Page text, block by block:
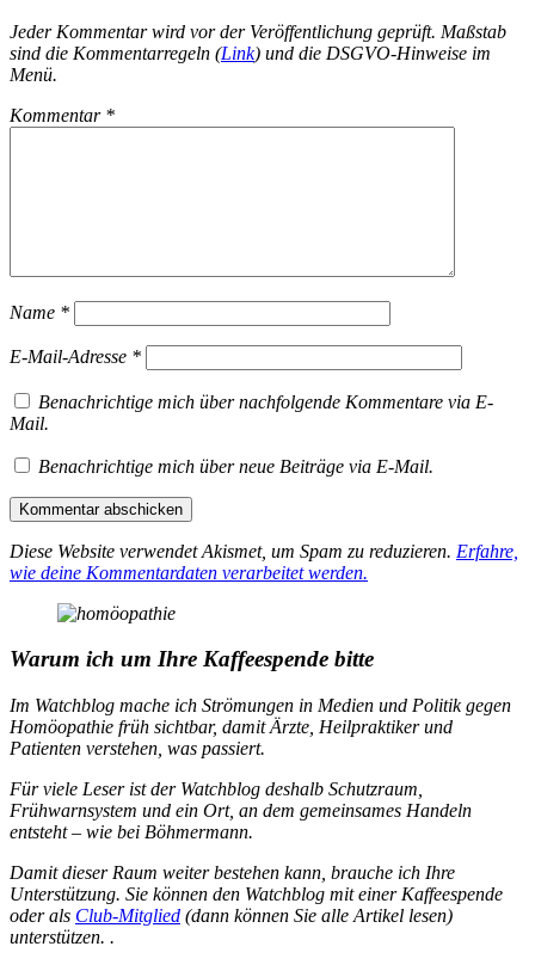
Jeder Kommentar wird vor der Veröffentlichung geprüft. Maßstab
sind die Kommentarregeln (Link) und die DSGVO-Hinweise im
Menü.
Kommentar *
Name *
E-Mail-Adresse *
Benachrichtige mich über nachfolgende Kommentare via E-
Mail.
Benachrichtige mich über neue Beiträge via E-Mail.
Diese Website verwendet Akismet, um Spam zu reduzieren. Erfahre,
wie deine Kommentardaten verarbeitet werden.
Warum ich um Ihre Kaffeespende bitte
Im Watchblog mache ich Strömungen in Medien und Politik gegen
Homöopathie früh sichtbar, damit Ärzte, Heilpraktiker und
Patienten verstehen, was passiert.
Für viele Leser ist der Watchblog deshalb Schutzraum,
Frühwarnsystem und ein Ort, an dem gemeinsames Handeln
entsteht – wie bei Böhmermann.
Damit dieser Raum weiter bestehen kann, brauche ich Ihre
Unterstützung. Sie können den Watchblog mit einer Kaffeespende
oder als Club-Mitglied (dann können Sie alle Artikel lesen)
unterstützen. .